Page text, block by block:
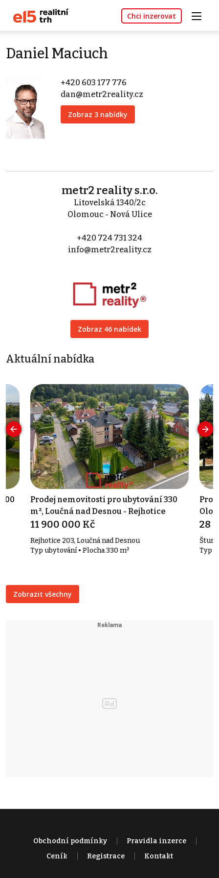
Chci inzerovat
Daniel Maciuch
+420 603 177 776
dan@metr2reality.cz
Zobraz 3 nabídky
metr2 reality s.r.o.
Litovelská 1340/2c
Olomouc - Nová Ulice
+420 724 731 324
info@metr2reality.cz
Zobraz 46 nabídek
Aktuální nabídka
Prodej nemovitosti pro ubytování 330
m², Loučná nad Desnou - Rejhotice
11 900 000 Kč
Rejhotice 203, Loučná nad Desnou
Typ ubytování • Plocha 330 m²
28
Typ
Zobrazit všechny
Obchodní podmínky
Pravidla inzerce
Ceník
Registrace Kontakt